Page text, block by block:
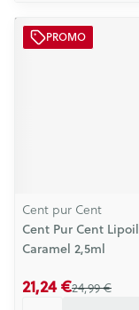
PROMO
Cent pur Cent
Cent Pur Cent Lipoil
Caramel 2,5ml
24,99 €
21,24 €